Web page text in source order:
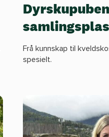
Frå kunnskap til
spesielt.